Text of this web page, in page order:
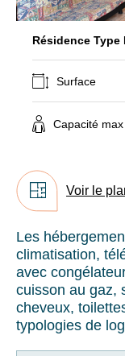
location
(eau,
électricité
climatisation)
et
55
par
hébergement
“Type
Bons
plans :
Résidence Type
Surface
Capacité max
Voir le
Les
climatisation,
avec
cuisson au gaz,
cheveux,
typologies de
pratiques
vos
vacances.
Votre
En
renseignant
votre